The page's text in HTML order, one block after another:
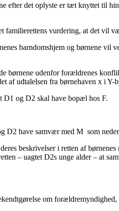
efter det oplyste er tæt knyttet til
familierettens vurdering, at det vil
barndomshjem og børnene
udenfor forældrenes
af udtalelsen fra børnehaven x i
D1 og D2 skal have bopæl hos F.
D2 have samvær med M som
beskrivelser i retten af
– uagtet D2s unge alder – at
om